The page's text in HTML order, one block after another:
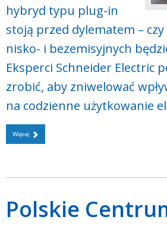
hybryd typu plug-in
stoją przed dylematem –
nisko- i bezemisyjnych
Eksperci Schneider Electric
zrobić, aby zniwelować
na codzienne użytkowanie
Więcej
Polskie